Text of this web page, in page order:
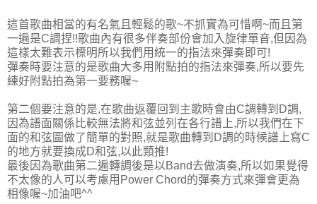
這首歌曲相當的有名氣且輕鬆的歌~不抓實為可惜啊~而且第
一遍是C調捏!!歌曲內有很多伴奏部份會加入旋律單音,但因為
這樣太難表示標明所以我們用統一的指法來彈奏即可!
彈奏時要注意的是歌曲大多用附點拍的指法來彈奏,所以要先
練好附點拍為第一要務喔~
第二個要注意的是,在歌曲返覆回到主歌時會由C調轉到D調,
因為譜面關係比較無法將和弦並列在各行譜上,所以我們在下
面的和弦圖做了簡單的對照,就是歌曲轉到D調的時候譜上寫C
的地方就要換成D和弦,以此類推!
最後因為歌曲第二遍轉調後是以Band去做演奏,所以如果覺得
不太像的人可以考慮用Power Chord的彈奏方式來彈會更為
相像喔~加油吧^^